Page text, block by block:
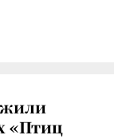
«Птиц